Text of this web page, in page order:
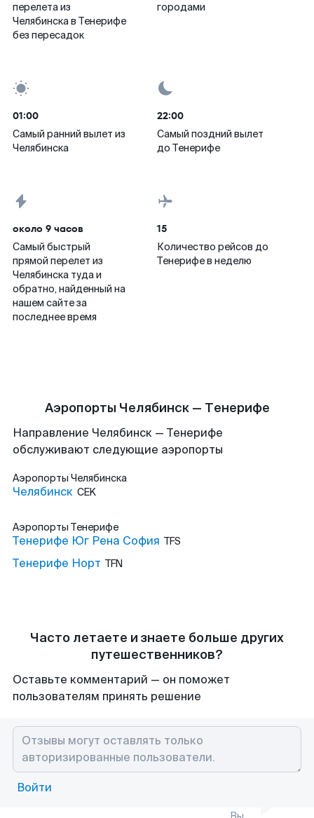
перелета из
Челябинска в Тенерифе
без пересадок
городами
01:00
Самый ранний вылет из
Челябинска
22:00
Самый поздний вылет
до Тенерифе
около 9 часов
Самый быстрый
прямой перелет из
Челябинска туда и
обратно, найденный на
нашем сайте за
последнее время
15
Количество рейсов до
Тенерифе в неделю
Аэропорты Челябинск — Тенерифе
Направление Челябинск — Тенерифе
обслуживают следующие аэропорты
Аэропорты Челябинска
Челябинск CEK
Аэропорты Тенерифе
Тенерифе Юг Рена София TFS
Тенерифе Норт TFN
Часто летаете и знаете больше других
путешественников?
Оставьте комментарий — он поможет
пользователям принять решение
Войти